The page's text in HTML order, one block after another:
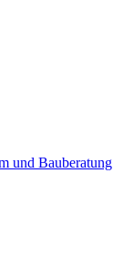
und Bauberatung